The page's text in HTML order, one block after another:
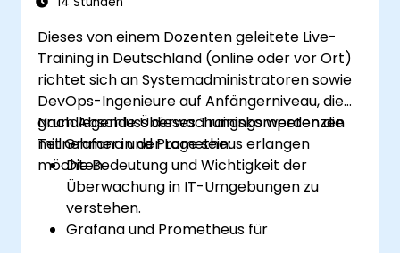
Dieses von einem Dozenten geleitete Live-
Training in Deutschland (online oder vor Ort)
richtet sich an Systemadministratoren sowie
DevOps-Ingenieure auf Anfängerniveau, die
grundlegende Überwachungskompetenzen
mit Grafana und Prometheus erlangen
möchten.
Nach Abschluss dieses Trainings werden die
Teilnehmer in der Lage sein:
Die Bedeutung und Wichtigkeit der
Überwachung in IT-Umgebungen zu
verstehen.
Grafana und Prometheus für